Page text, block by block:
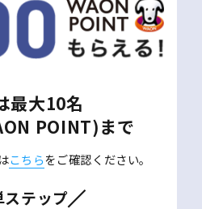
最大10名
POINT)まで
こちらをご確認ください。
ステップ